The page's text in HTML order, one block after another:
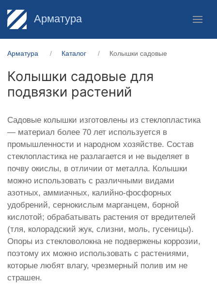
Арматура
Арматура Каталог Колышки садовые
Колышки садовые для
подвязки растений
Садовые колышки изготовлены из стеклопластика
— материал более 70 лет используется в
промышленности и народном хозяйстве. Состав
стеклопластика не разлагается и не выделяет в
почву окислы, в отличии от металла. Колышки
можно использовать с различными видами
азотных, аммиачных, калийно-фосфорных
удобрений, сернокислым марганцем, борной
кислотой; обрабатывать растения от вредителей
(тля, колорадский жук, слизни, моль, гусеницы).
Опоры из стекловолокна не подвержены коррозии,
поэтому их можно использовать с растениями,
которые любят влагу, чрезмерный полив им не
страшен.